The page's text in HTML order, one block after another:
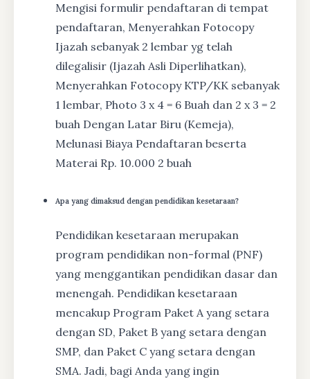
Mengisi formulir pendaftaran di tempat
pendaftaran, Menyerahkan Fotocopy
Ijazah sebanyak 2 lembar yg telah
dilegalisir (Ijazah Asli Diperlihatkan),
Menyerahkan Fotocopy KTP/KK sebanyak
1 lembar, Photo 3 x 4 = 6 Buah dan 2 x 3 = 2
buah Dengan Latar Biru (Kemeja),
Melunasi Biaya Pendaftaran beserta
Materai Rp. 10.000 2 buah
Apa yang dimaksud dengan pendidikan kesetaraan?
Pendidikan kesetaraan merupakan
program pendidikan non-formal (PNF)
yang menggantikan pendidikan dasar dan
menengah. Pendidikan kesetaraan
mencakup Program Paket A yang setara
dengan SD, Paket B yang setara dengan
SMP, dan Paket C yang setara dengan
SMA. Jadi, bagi Anda yang ingin